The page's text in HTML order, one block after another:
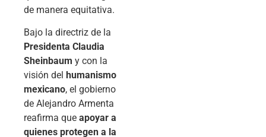
de manera equitativa.
Bajo la directriz de la
Presidenta Claudia
Sheinbaum y con la
visión del humanismo
mexicano, el gobierno
de Alejandro Armenta
reafirma que apoyar a
quienes protegen a la